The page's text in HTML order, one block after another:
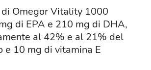
Omegor Vitality 1000
di EPA e 210 mg di DHA,
al 42% e al 21% del
e 10 mg di vitamina E